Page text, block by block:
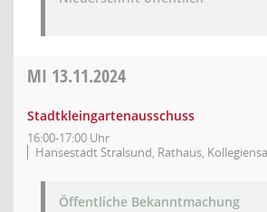
MI 13.11.2024
Stadtkleingartenausschuss
16:00-17:00 Uhr
Hansestadt Stralsund, Rathaus,
Öffentliche Bekanntmachung